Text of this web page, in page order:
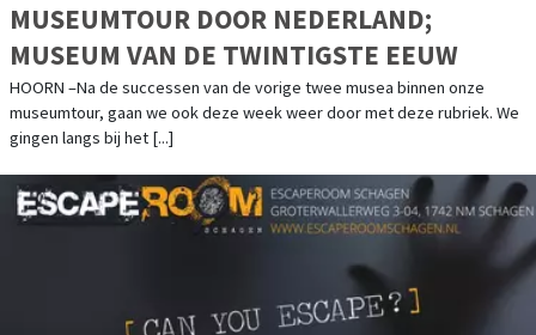
MUSEUMTOUR DOOR NEDERLAND;
MUSEUM VAN DE TWINTIGSTE EEUW
HOORN –Na de successen van de vorige twee musea binnen onze
museumtour, gaan we ook deze week weer door met deze rubriek. We
gingen langs bij het [...]